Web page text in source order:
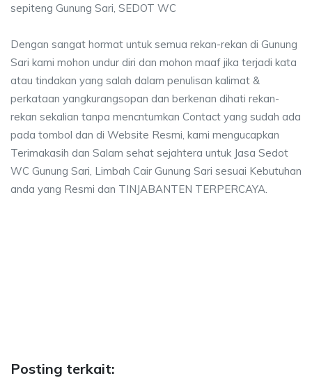
sepiteng Gunung Sari, SEDOT WC
Dengan sangat hormat untuk semua rekan-rekan di Gunung
Sari kami mohon undur diri dan mohon maaf jika terjadi kata
atau tindakan yang salah dalam penulisan kalimat &
perkataan yangkurangsopan dan berkenan dihati rekan-
rekan sekalian tanpa mencntumkan Contact yang sudah ada
pada tombol dan di Website Resmi, kami mengucapkan
Terimakasih dan Salam sehat sejahtera untuk Jasa Sedot
WC Gunung Sari, Limbah Cair Gunung Sari sesuai Kebutuhan
anda yang Resmi dan TINJABANTEN TERPERCAYA.
Posting terkait: